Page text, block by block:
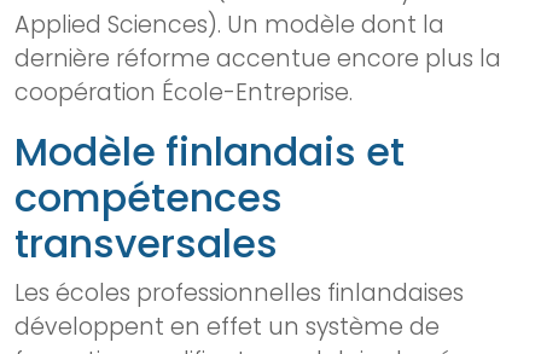
Applied Sciences). Un modèle dont la
dernière réforme accentue encore plus la
coopération École-Entreprise.
Modèle finlandais et
compétences
transversales
Les écoles professionnelles finlandaises
développent en effet un système de